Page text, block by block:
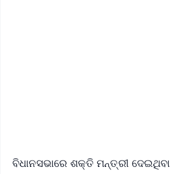
ବିଧାନସଭାରେ ଶକ୍ତି ମନ୍ତ୍ରୀ